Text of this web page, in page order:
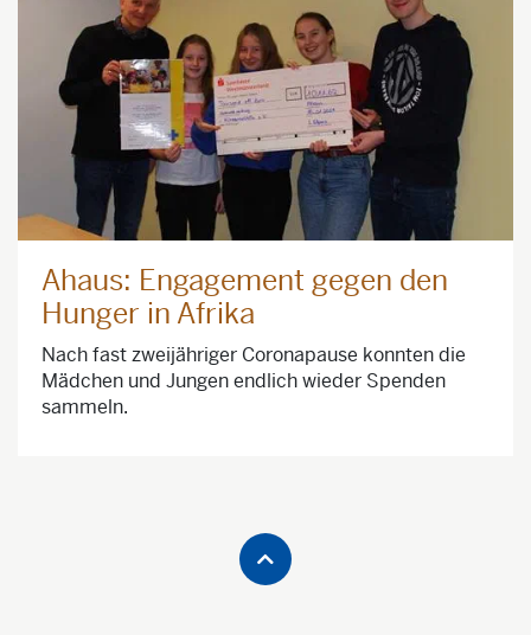
Ahaus: Engagement gegen den
Hunger in Afrika
Nach fast zweijähriger Coronapause konnten die
Mädchen und Jungen endlich wieder Spenden
sammeln.